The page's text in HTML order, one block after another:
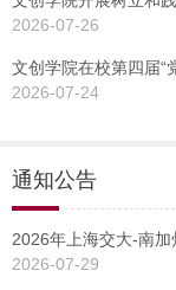
2026-07-26
文创学院在校第四届“
2026-07-24
通知公告
2026年上海交大-南
2026-07-29